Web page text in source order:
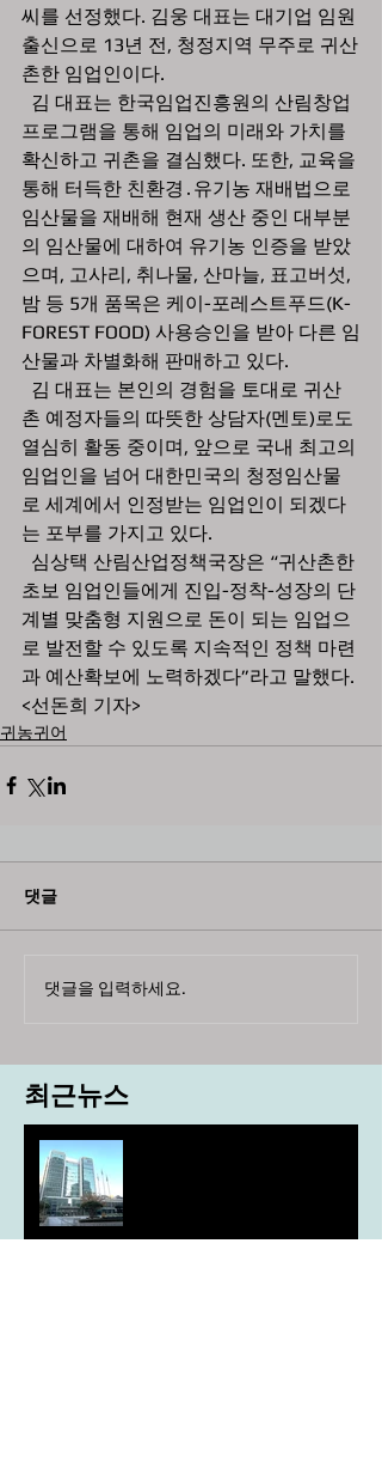
씨를 선정했다. 김웅 대표는 대기업 임원
출신으로 13년 전, 청정지역 무주로 귀산
촌한 임업인이다.
프로그램을 통해 임업의 미래와 가치를
확신하고 귀촌을 결심했다. 또한, 교육을
통해 터득한 친환경․유기농 재배법으로
임산물을 재배해 현재 생산 중인 대부분
의 임산물에 대하여 유기농 인증을 받았
으며, 고사리, 취나물, 산마늘, 표고버섯,
밤 등 5개 품목은 케이-포레스트푸드(K-
FOREST FOOD) 사용승인을 받아 다른 임
산물과 차별화해 판매하고 있다.
촌 예정자들의 따뜻한 상담자(멘토)로도
열심히 활동 중이며, 앞으로 국내 최고의
임업인을 넘어 대한민국의 청정임산물
로 세계에서 인정받는 임업인이 되겠다
는 포부를 가지고 있다.
초보 임업인들에게 진입-정착-성장의 단
계별 맞춤형 지원으로 돈이 되는 임업으
로 발전할 수 있도록 지속적인 정책 마련
과 예산확보에 노력하겠다”라고 말했다.
<선돈희 기자>
귀농귀어
댓글
댓글을 입력하세요.
최근뉴스